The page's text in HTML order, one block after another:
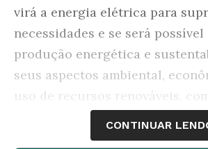
virá a energia elétrica para
necessidades e se será
produção energética e
seus aspectos ambiental,
uso de recursos renováveis,
potencial hidráulica (gerada pelo
aproveitamento das águas, por
CONTINUAR